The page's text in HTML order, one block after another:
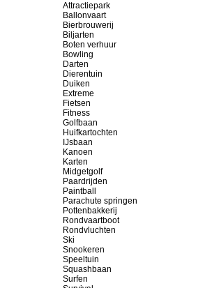
Attractiepark
Ballonvaart
Bierbrouwerij
Biljarten
Boten verhuur
Bowling
Darten
Dierentuin
Duiken
Extreme
Fietsen
Fitness
Golfbaan
Huifkartochten
IJsbaan
Kanoen
Karten
Midgetgolf
Paardrijden
Paintball
Parachute springen
Pottenbakkerij
Rondvaartboot
Rondvluchten
Ski
Snookeren
Speeltuin
Squashbaan
Surfen